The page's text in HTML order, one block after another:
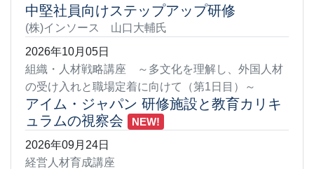
中堅社員向けステップアップ研修
(株)インソース 山口大輔氏
2026年10月05日
組織・人材戦略講座 ～多文化を理解し、外国人材
の受け入れと職場定着に向けて（第1日目）～
アイム・ジャパン 研修施設と教育カリキ
ュラムの視察会
NEW!
2026年09月24日
経営人材育成講座